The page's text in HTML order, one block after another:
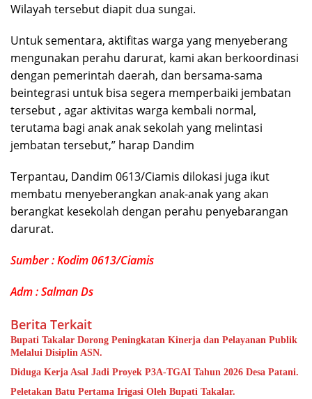
Wilayah tersebut diapit dua sungai.
Untuk sementara, aktifitas warga yang menyeberang
mengunakan perahu darurat, kami akan berkoordinasi
dengan pemerintah daerah, dan bersama-sama
beintegrasi untuk bisa segera memperbaiki jembatan
tersebut , agar aktivitas warga kembali normal,
terutama bagi anak anak sekolah yang melintasi
jembatan tersebut,” harap Dandim
Terpantau, Dandim 0613/Ciamis dilokasi juga ikut
membatu menyeberangkan anak-anak yang akan
berangkat kesekolah dengan perahu penyebarangan
darurat.
Sumber : Kodim 0613/Ciamis
Adm : Salman Ds
Berita Terkait
Bupati Takalar Dorong Peningkatan Kinerja dan Pelayanan Publik
Melalui Disiplin ASN.
Diduga Kerja Asal Jadi Proyek P3A-TGAI Tahun 2026 Desa Patani.
Peletakan Batu Pertama Irigasi Oleh Bupati Takalar.